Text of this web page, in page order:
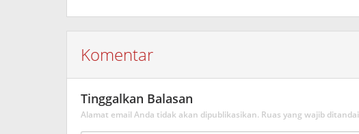
Komentar
Tinggalkan Balasan
Alamat email Anda tidak akan dipublikasikan. Ruas yang wajib ditandai